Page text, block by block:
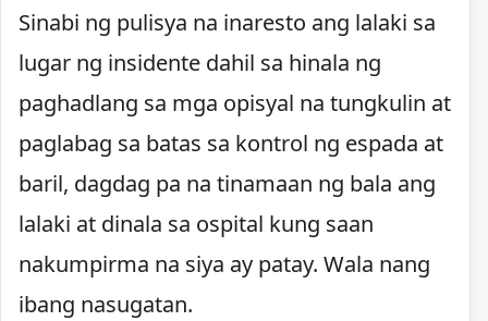
Sinabi ng pulisya na inaresto ang lalaki sa
lugar ng insidente dahil sa hinala ng
paghadlang sa mga opisyal na tungkulin at
paglabag sa batas sa kontrol ng espada at
baril, dagdag pa na tinamaan ng bala ang
lalaki at dinala sa ospital kung saan
nakumpirma na siya ay patay. Wala nang
ibang nasugatan.